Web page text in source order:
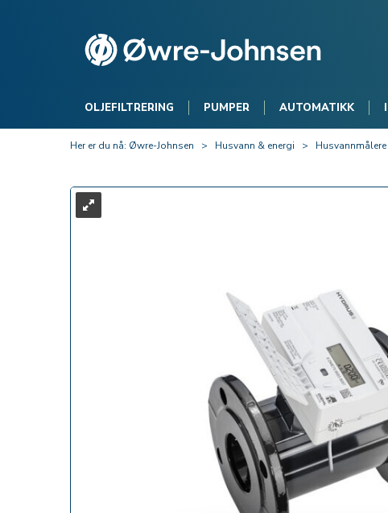
OLJEFILTRERING
PUMPER AUTOMATIKK
Her er du nå: Øwre-Johnsen > Husvann & energi > Husvannmålere